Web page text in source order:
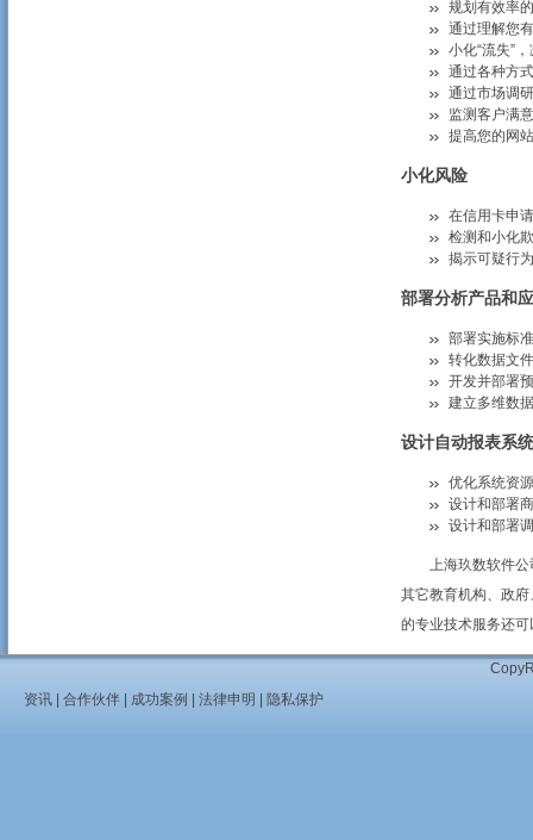
规划有效率
通过理解您
小化“流失”
通过各种方
通过市场调
监测客户满
提高您的网
小化风险
在信用卡申
检测和小化
揭示可疑行
部署分析产品和
部署实施标
转化数据文
开发并部署
建立多维数
设计自动报表系统
优化系统资源
设计和部署
设计和部署
上海玖数软件公司
其它教育机构、政
的专业技术服务还
资讯| 合作伙伴| 成功案例 法律申明 隐私保护